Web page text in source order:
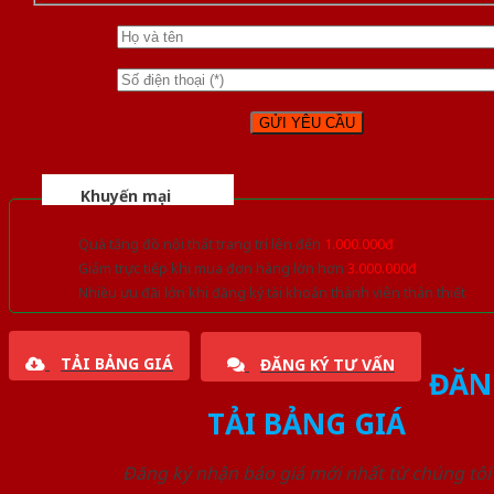
Khuyến mại
Quà tặng đồ nội thất trang trí lên đến 1.000.000đ
Giảm trực tiếp khi mua đơn hàng lớn hơn 3.000.000đ
Nhiều ưu đãi lớn khi đăng ký tài khoản thành viên thân thiết
TẢI BẢNG GIÁ ĐĂNG KÝ TƯ VẤN
TẢI BẢNG GIÁ
Đăng ký nhận báo giá mới nhất từ chúng tôi